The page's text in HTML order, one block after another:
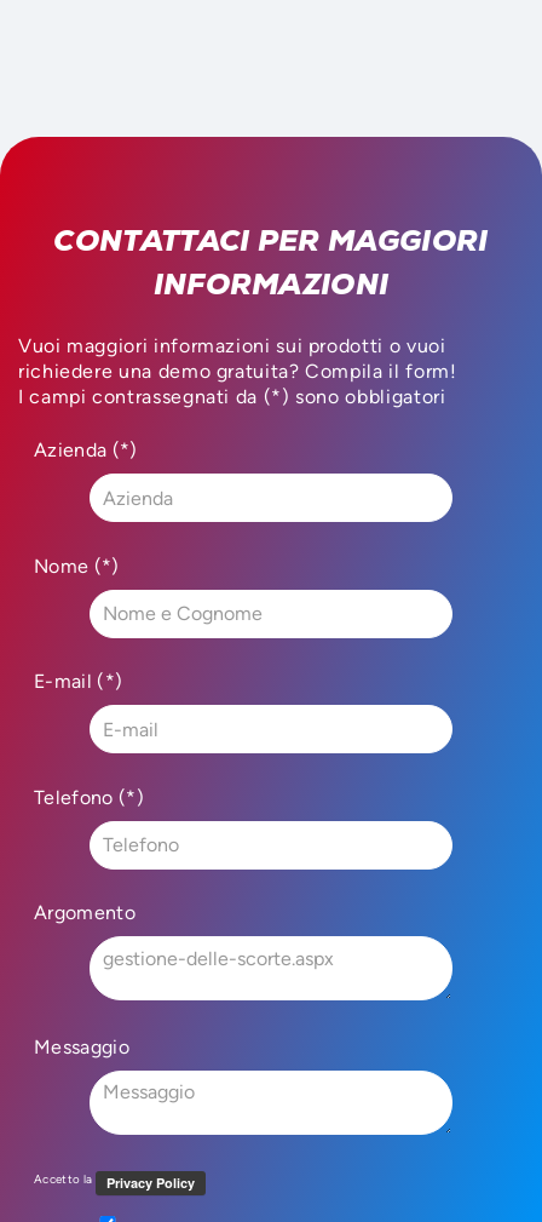
CONTATTACI PER MAGGIORI
INFORMAZIONI
Vuoi maggiori informazioni sui prodotti o vuoi
richiedere una demo gratuita? Compila il form!
I campi contrassegnati da (*) sono obbligatori
Azienda (*)
Nome (*)
E-mail (*)
Telefono (*)
Argomento
Messaggio
Accetto la